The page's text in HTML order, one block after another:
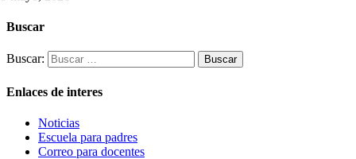
Buscar
Buscar:
Enlaces de interes
Noticias
Escuela para padres
Correo para docentes